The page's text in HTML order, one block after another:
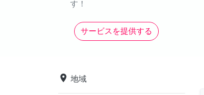
す！
サービスを提供する
place 地域